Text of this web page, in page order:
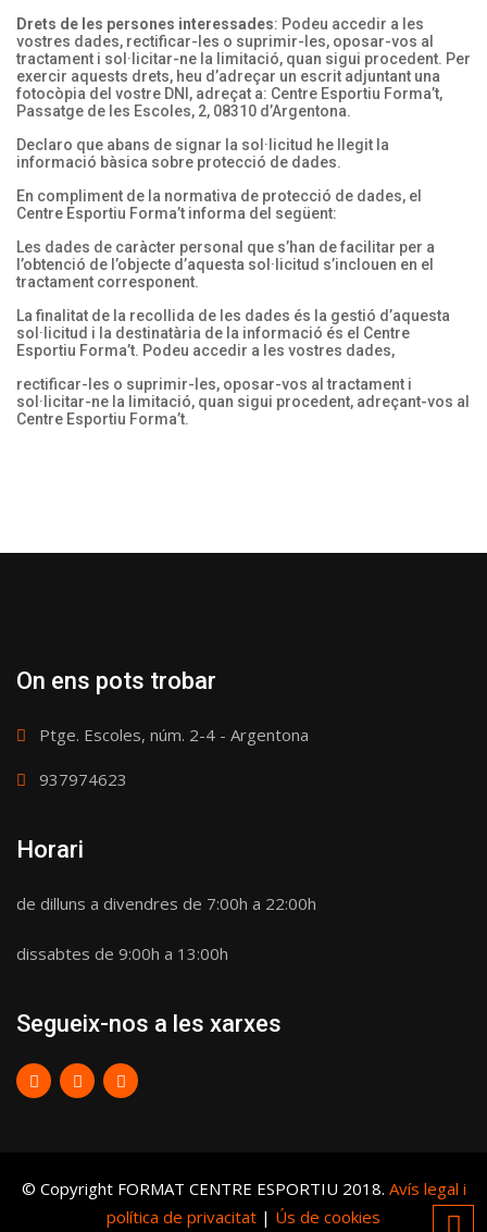
Drets de les persones interessades: Podeu accedir a les
vostres dades, rectificar-les o suprimir-les, oposar-vos al
tractament i sol·licitar-ne la limitació, quan sigui procedent. Per
exercir aquests drets, heu d’adreçar un escrit adjuntant una
fotocòpia del vostre DNI, adreçat a: Centre Esportiu Forma’t,
Passatge de les Escoles, 2, 08310 d’Argentona.
Declaro que abans de signar la sol·licitud he llegit la
informació bàsica sobre protecció de dades.
En compliment de la normativa de protecció de dades, el
Centre Esportiu Forma’t informa del següent:
Les dades de caràcter personal que s’han de facilitar per a
l’obtenció de l’objecte d’aquesta sol·licitud s’inclouen en el
tractament corresponent.
La finalitat de la recollida de les dades és la gestió d’aquesta
sol·licitud i la destinatària de la informació és el Centre
Esportiu Forma’t. Podeu accedir a les vostres dades,
rectificar-les o suprimir-les, oposar-vos al tractament i
sol·licitar-ne la limitació, quan sigui procedent, adreçant-vos al
Centre Esportiu Forma’t.
On ens pots trobar
Ptge. Escoles, núm. 2-4 - Argentona
937974623
Horari
de dilluns a divendres de 7:00h a 22:00h
dissabtes de 9:00h a 13:00h
Segueix-nos a les xarxes
© Copyright FORMAT CENTRE ESPORTIU 2018. Avís legal i
política de privacitat | Ús de cookies